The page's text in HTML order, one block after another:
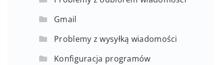
Gmail
Problemy z wysyłką wiadomości
Konfiguracja programów